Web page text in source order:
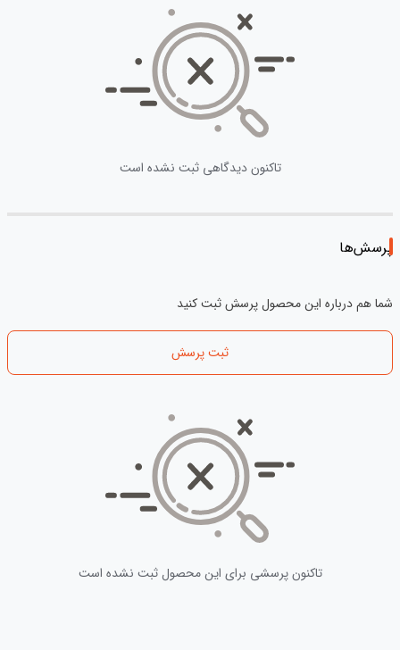
تاکنون دیدگاهی ثبت نشده است
پرسش‌ها
شما هم درباره این محصول پرسش ثبت کنید
ثبت پرسش
تاکنون پرسشی برای این محصول ثبت نشده است